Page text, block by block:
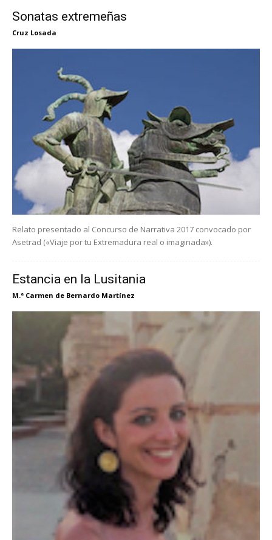
Sonatas extremeñas
Cruz Losada
Relato presentado al Concurso de Narrativa 2017 convocado por
Asetrad («Viaje por tu Extremadura real o imaginada»).
Estancia en la Lusitania
M.ª Carmen de Bernardo Martínez